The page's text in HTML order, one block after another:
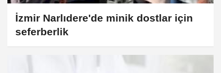
İzmir Narlıdere'de minik dostlar için
seferberlik